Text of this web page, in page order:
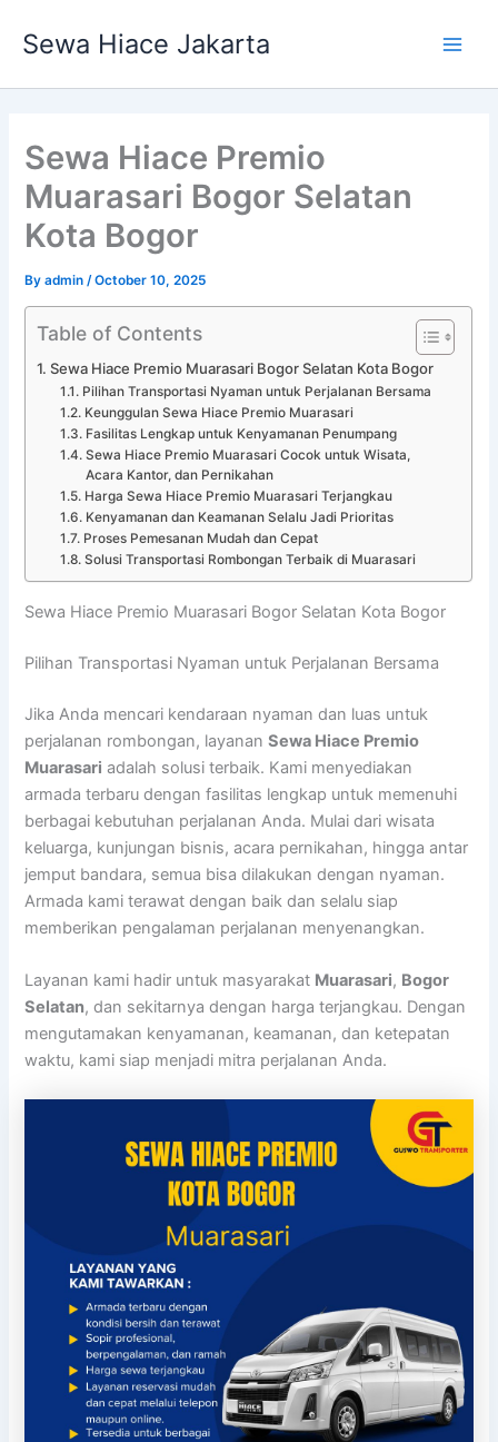
Sewa Hiace Jakarta
Sewa Hiace Premio
Muarasari Bogor Selatan
Kota Bogor
Byadmin /October 10, 2025
Table of Contents
Sewa Hiace Premio Muarasari Bogor Selatan Kota Bogor
Pilihan Transportasi Nyaman untuk Perjalanan Bersama
Keunggulan Sewa Hiace Premio Muarasari
Fasilitas Lengkap untuk Kenyamanan Penumpang
Sewa Hiace Premio Muarasari Cocok untuk Wisata,
Acara Kantor, dan Pernikahan
Harga Sewa Hiace Premio Muarasari Terjangkau
Kenyamanan dan Keamanan Selalu Jadi Prioritas
Proses Pemesanan Mudah dan Cepat
Solusi Transportasi Rombongan Terbaik di Muarasari
Sewa Hiace Premio Muarasari Bogor Selatan Kota Bogor
Pilihan Transportasi Nyaman untuk Perjalanan Bersama
Jika Anda mencari kendaraan nyaman dan luas untuk
perjalanan rombongan, layananSewa Hiace Premio
Muarasari adalah solusi terbaik. Kami menyediakan
armada terbaru dengan fasilitas lengkap untuk memenuhi
berbagai kebutuhan perjalanan Anda. Mulai dari wisata
keluarga, kunjungan bisnis, acara pernikahan, hingga antar
jemput bandara, semua bisa dilakukan dengan nyaman.
Armada kami terawat dengan baik dan selalu siap
memberikan pengalaman perjalanan menyenangkan.
Layanan kami hadir untuk masyarakat Muarasari, Bogor
Selatan, dan sekitarnya dengan harga terjangkau. Dengan
mengutamakan kenyamanan, keamanan, dan ketepatan
waktu, kami siap menjadi mitra perjalanan Anda.